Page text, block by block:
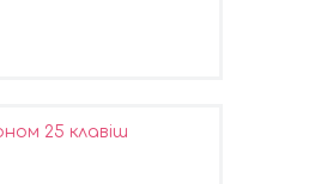
25 клавіш